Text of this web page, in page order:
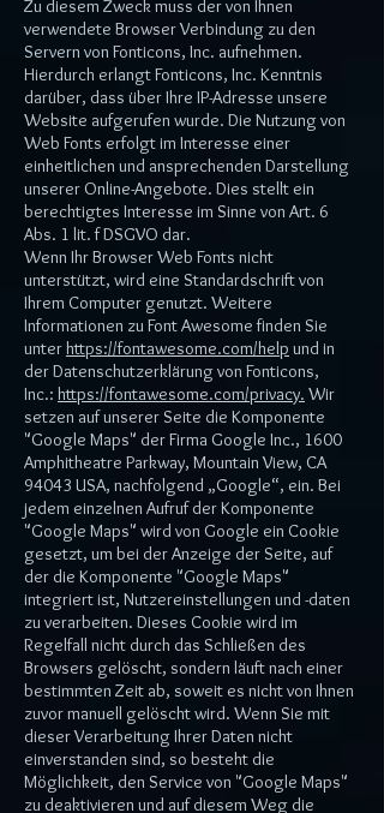
Zu diesem Zweck muss der von Ihnen
verwendete Browser Verbindung zu den
Servern von Fonticons, Inc. aufnehmen.
Hierdurch erlangt Fonticons, Inc. Kenntnis
darüber, dass über Ihre IP-Adresse unsere
Website aufgerufen wurde. Die Nutzung von
Web Fonts erfolgt im Interesse einer
einheitlichen und ansprechenden Darstellung
unserer Online-Angebote. Dies stellt ein
berechtigtes Interesse im Sinne von Art. 6
Abs. 1 lit. f DSGVO dar.
Wenn Ihr Browser Web Fonts nicht
unterstützt, wird eine Standardschrift von
Ihrem Computer genutzt. Weitere
Informationen zu Font Awesome finden Sie
unterhttps://fontawesome.com/help und in
der Datenschutzerklärung von Fonticons,
Inc.: https://fontawesome.com/privacy. Wir
setzen auf unserer Seite die Komponente
"Google Maps" der Firma Google Inc., 1600
Amphitheatre Parkway, Mountain View, CA
94043 USA, nachfolgend „Google“, ein. Bei
jedem einzelnen Aufruf der Komponente
"Google Maps" wird von Google ein Cookie
gesetzt, um bei der Anzeige der Seite, auf
der die Komponente "Google Maps"
integriert ist, Nutzereinstellungen und -daten
zu verarbeiten. Dieses Cookie wird im
Regelfall nicht durch das Schließen des
Browsers gelöscht, sondern läuft nach einer
bestimmten Zeit ab, soweit es nicht von Ihnen
zuvor manuell gelöscht wird. Wenn Sie mit
dieser Verarbeitung Ihrer Daten nicht
einverstanden sind, so besteht die
Möglichkeit, den Service von "Google Maps"
zu deaktivieren und auf diesem Weg die